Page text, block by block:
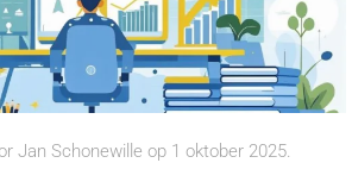
Jan Schonewille op 1 oktober 2025.